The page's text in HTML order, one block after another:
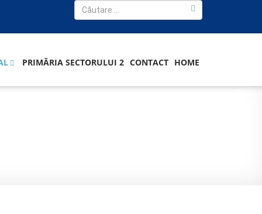
PRIMĂRIA SECTORULUI 2 CONTACT HOME